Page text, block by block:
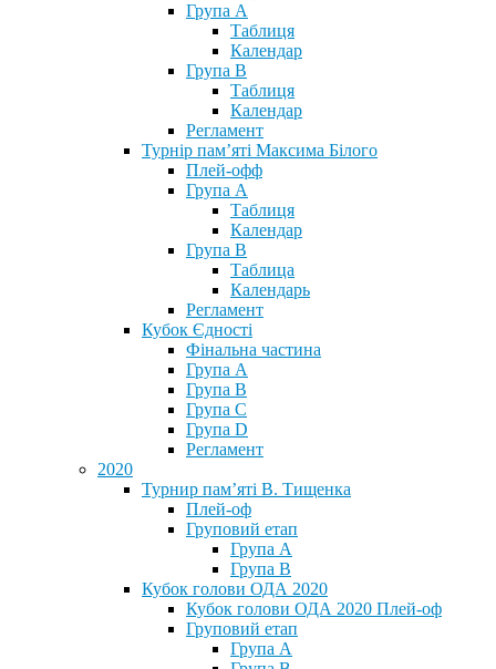
Група А
Таблиця
Календар
Група В
Таблиця
Календар
Регламент
Турнір пам’яті Максима Білого
Плей-офф
Група А
Таблиця
Календар
Група В
Таблица
Календарь
Регламент
Кубок Єдності
Фінальна частина
Група А
Група В
Група С
Група D
Регламент
2020
Турнир пам’яті В. Тищенка
Плей-оф
Груповий етап
Група А
Група В
Кубок голови ОДА 2020
Кубок голови ОДА 2020 Плей-оф
Груповий етап
Група A